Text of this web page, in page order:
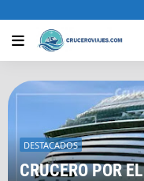
DESTACADOS
CRUCERO POR